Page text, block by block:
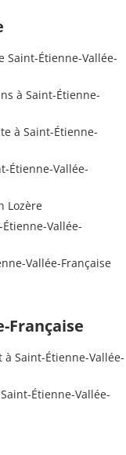
Saint-Étienne-Vallée-
à Saint-Étienne-
à Saint-Étienne-
Étienne-Vallée-
Lozère
Vallée-
Vallée-Française
Française
Saint-Étienne-Vallée-
Étienne-Vallée-